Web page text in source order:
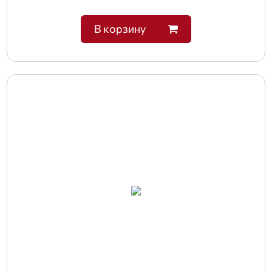
В корзину